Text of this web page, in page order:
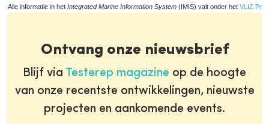
Alle informatie in het Integrated Marine Information System (IMIS) valt onder het VLIZ
Ontvang onze nieuwsbrief
Blijf via Testerep magazine op de hoogte
van onze recentste ontwikkelingen, nieuwste
projecten en aankomende events.